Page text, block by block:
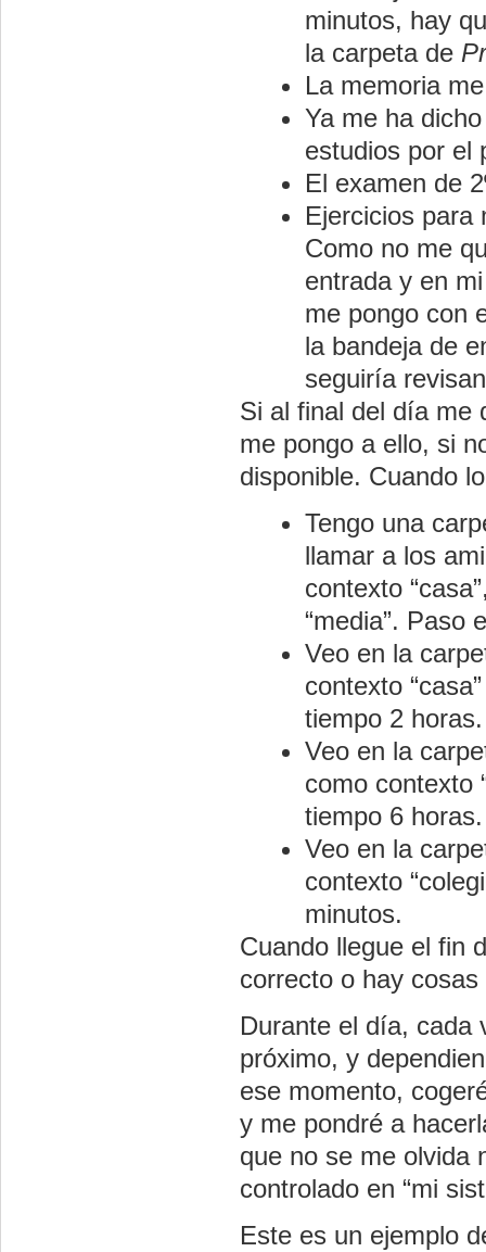
minutos, hay
la carpeta de
La memoria
Ya me ha
estudios por el
El examen de
Ejercicios para
Como no me
entrada y en
me pongo con
la bandeja de
seguiría
Si al final del día me
me pongo a ello, si
disponible. Cuando
Tengo una
llamar a los
contexto
“media”. Paso
Veo en la
contexto
tiempo 2 horas.
Veo en la
como contexto
tiempo 6 horas.
Veo en la
contexto
minutos.
Cuando llegue el fin
correcto o hay
Durante el día, cada
próximo, y
ese momento,
y me pondré a
que no se me olvida
controlado en “mi
Este es un ejemplo